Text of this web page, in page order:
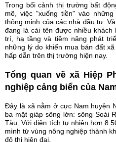
Trong bối cảnh thị trường bất
mẽ, việc "xuống tiền" vào
thông minh của các nhà đầu tư.
đang là cái tên được nhiều
trí, hạ tầng và tiềm năng phát
những lý do khiến mua bán đất
hấp dẫn trên thị trường hiện nay.
Tổng quan về xã Hiệp
nghiệp cảng biển của
Đây là xã nằm ở cực Nam huyện
ba mặt giáp sông lớn: sông Soài
Tàu. Với diện tích tự nhiên hơn
mình từ vùng nông nghiệp thành
đô thị hiện đại.